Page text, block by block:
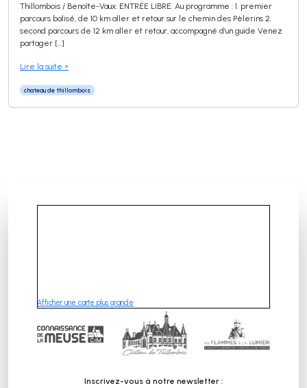
Thillombois / Benoîte-Vaux. ENTRÉE LIBRE. Au programme : 1. premier
parcours balisé, de 10 km aller et retour sur le chemin des Pèlerins 2.
second parcours de 12 km aller et retour, accompagné d’un guide Venez
partager […]
Lire la suite »
chateau de thillombois
Afficher une carte plus grande
Inscrivez-vous à notre newsletter :